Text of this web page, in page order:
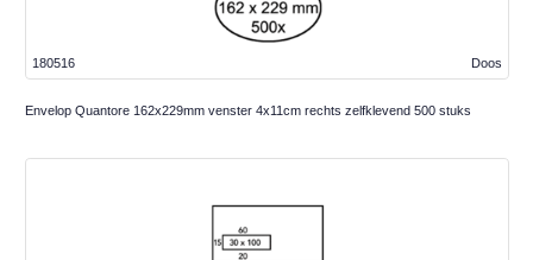
Doos
180516
Envelop Quantore 162x229mm venster 4x11cm rechts zelfklevend 500 stuks